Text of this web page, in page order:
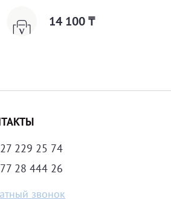
14 100 ₸
229 25 74
28 444 26
звонок